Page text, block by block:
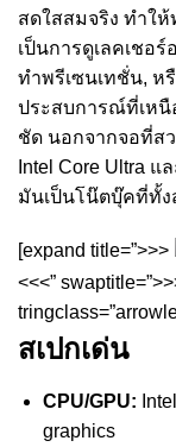
สดใสสมจริง ทำใ
เป็นการดูเลคเชอ
ทำพรีเซนเทชั่น, ห
ประสบการณ์ที่เหนื
ชัด นอกจากจอที่ส
Intel Core Ultra แ
มันเป็นโน๊ตบุ๊คที่ทั้ง
[expand title=”>>>
<<<”
สเปกเด่น
CPU/GPU:
graphics